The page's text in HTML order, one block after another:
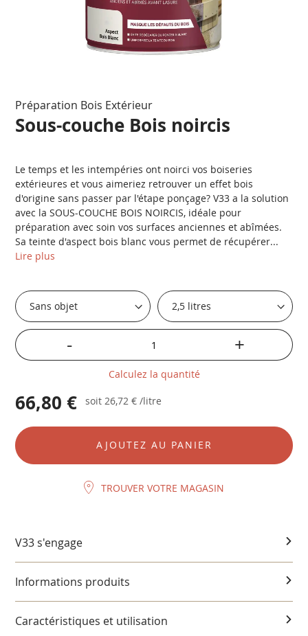
début
d’images
Préparation Bois Extérieur
Sous-couche Bois noircis
Le temps et les intempéries ont noirci vos boiseries
extérieures et vous aimeriez retrouver un effet bois
d'origine sans passer par l'étape ponçage? V33 a la solution
avec la SOUS-COUCHE BOIS NOIRCIS, idéale pour
préparation avec soin vos surfaces anciennes et abîmées.
Sa teinte d'aspect bois blanc vous permet de récupérer...
Lire plus
- +
Calculez la quantité
66,80 € soit 26,72 € /litre
AJOUTEZ AU PANIER
TROUVER VOTRE MAGASIN
V33 s'engage
Informations produits
Caractéristiques et utilisation